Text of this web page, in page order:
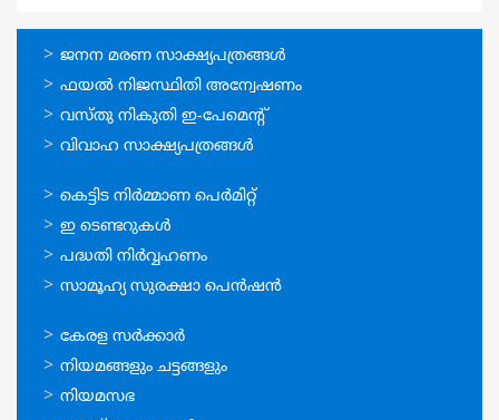
ഓണ്‍ലൈന്‍
സേവനങ്ങള്‍
ജനന മരണ സാക്ഷ്യപത്രങ്ങള്‍
ഫയല്‍ നിജസ്ഥിതി അന്വേഷണം
വസ്തു നികുതി ഇ-പേമെന്റ്
വിവാഹ സാക്ഷ്യപത്രങ്ങള്‍
ഓണ്‍ലൈന്‍
സേവനങ്ങള്‍
കെട്ടിട നിര്‍മ്മാണ പെര്‍മിറ്റ്‌
ഇ ടെണ്ടറുകള്‍
പദ്ധതി നിര്‍വ്വഹണം
സാമൂഹ്യ സുരക്ഷാ പെന്‍ഷന്‍
ഉപയോഗപ്രദമായ
കണ്ണികള്‍
കേരള സര്‍ക്കാര്‍
നിയമങ്ങളും ചട്ടങ്ങളും
നിയമസഭ